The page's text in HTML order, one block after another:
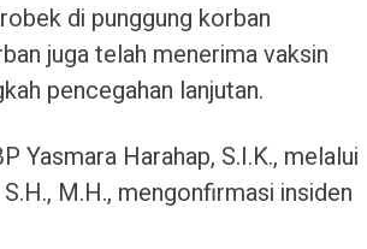
di punggung korban
juga telah menerima vaksin
pencegahan lanjutan.
Yasmara Harahap, S.I.K., melalui
M.H., mengonfirmasi insiden